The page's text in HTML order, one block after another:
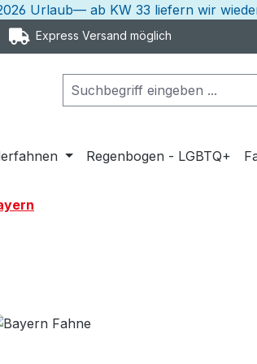
Urlaub— ab KW 33 liefern wir
Express Versand möglich
Regenbogen - LGBTQ+